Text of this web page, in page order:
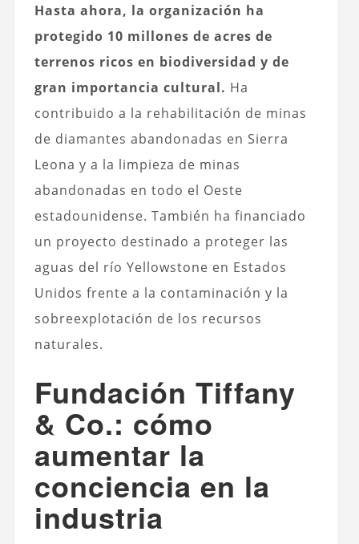
Hasta ahora, la organización ha
protegido 10 millones de acres de
terrenos ricos en biodiversidad y de
gran importancia cultural. Ha
contribuido a la rehabilitación de minas
de diamantes abandonadas en Sierra
Leona y a la limpieza de minas
abandonadas en todo el Oeste
estadounidense. También ha financiado
un proyecto destinado a proteger las
aguas del río Yellowstone en Estados
Unidos frente a la contaminación y la
sobreexplotación de los recursos
naturales.
Fundación Tiffany
& Co.: cómo
aumentar la
conciencia en la
industria